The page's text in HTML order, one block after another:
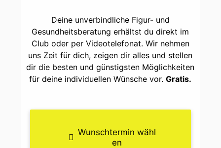
Deine unverbindliche Figur- und
Gesundheitsberatung erhältst du direkt im
Club oder per Videotelefonat. Wir nehmen
uns Zeit für dich, zeigen dir alles und stellen
dir die besten und günstigsten Möglichkeiten
für deine individuellen Wünsche vor.Gratis.
Wunschtermin wähl
en